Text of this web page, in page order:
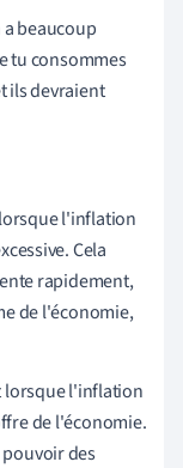
a beaucoup
tu consommes
ils devraient
l'inflation
Cela
rapidement,
de l'économie,
lorsque l'inflation
de l'économie.
des